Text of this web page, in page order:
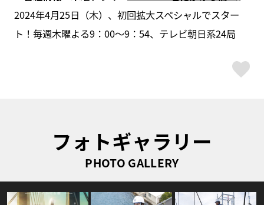
2024年4月25日（木）、初回拡大スペシャルでスター
ト！毎週木曜よる9：00～9：54、テレビ朝日系24局
フォトギャラリー
PHOTO GALLERY